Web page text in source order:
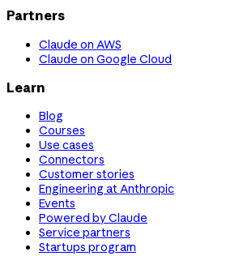
Partners
Claude on AWS
Claude on Google Cloud
Learn
Blog
Courses
Use cases
Connectors
Customer stories
Engineering at Anthropic
Events
Powered by Claude
Service partners
Startups program